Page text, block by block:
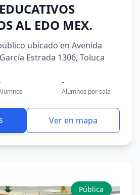
AL EDO MEX.
ubicado en Avenida
Estrada 1306, Toluca
-
Alumnos por sala
Ver en mapa
Pública